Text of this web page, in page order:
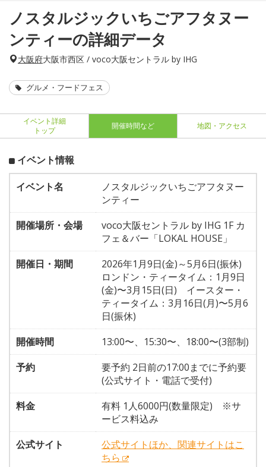
ノスタルジックいちごアフタヌー
ンティーの詳細データ
大阪府大阪市西区 / voco大阪セントラル by IHG
グルメ・フードフェス
イベント詳細
トップ
開催時間など 地図・アクセス
イベント情報
イベント名
ノスタルジックいちごアフタヌー
ンティー
開催場所・会場
voco大阪セントラル by IHG 1F カ
フェ＆バー「LOKAL HOUSE」
開催日・期間
2026年1月9日(金)～5月6日(振休)
ロンドン・ティータイム：1月9日
(金)〜3月15日(日) イースター・
ティータイム：3月16日(月)〜5月6
日(振休)
開催時間
13:00〜、15:30〜、18:00〜(3部制)
予約
要予約 2日前の17:00までに予約要
(公式サイト・電話で受付)
料金
有料 1人6000円(数量限定) ※サ
ービス料込み
公式サイト
公式サイトほか、関連サイトはこ
ちら